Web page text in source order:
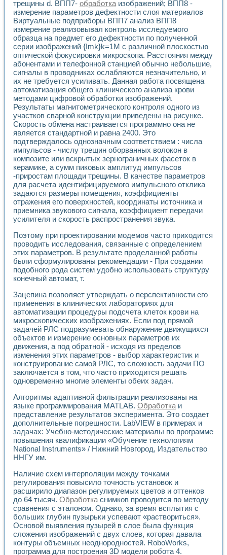
Лабораторные практикумы и учебные стенды
Автоматизация лабораторного стенда по измерению
Автоматизированные лабораторные комплексы для
Виртуальный прибор для исследования нелинейных
Использование виртуальных приборов в процесе
Использование программ ELECTRONICS WORKBENCH-
Лабораторный практикум по дисциплине «Цифровые
Лабораторный практикум по ИНС на основе LabVIEW
Лабораторный практикум по основам теории коммутации
Опыт использования NI LabVIEW для создания
Применение LabVIEW для исследования течения в
Создание виртуальной работы «Изучение магнитных
Обратный маятник
Устройство для изучения основ интерфейсов обмена по
Лабораторный практикум: изучение адиабатического
Стенд для исследования электрических переходных
Система статистической обработки результатов
Автоматизация лазерно-плазменных измерений с
Модельно-измерительный комплекс. Назначение. Состав.
Использование технологий NATIONAL INSTRUMENTS
Учебный практикум "Спектральный и корреляционный
Учебный стенд для исследования принципа действия
Оборудование и программное обеспечение учебных
Управление роботом ТУР-10 средствами LabVIEW
Аппаратно-программный комплекс для исследования
Автоматизированный дистанционный лабораторный
Исследование возможности реставрации одномерных
Использование технологий NATIONAL INSTRUMENTS в
Учебный стенд для исследования принципа действия
Виртуальная система поддержки принимаемых решений в
Преемственность дисциплин «Моделирование систем» и
Универсальный стенд для исследования электрических
Лабораторные практикумы по информационно-
Виртуальный измеритель частотных характеристик на
Лабораторный практикум по основам теории Коммутации
Разработка виртуальной лабораторной работы
Виртуальные практикумы по электротехнике в среде
Из опыта внедрения в рамках национального проекта
Исследование эффективности решателей
Опыт разработки LabVIEW лабораторных практикумов
Проблемы повышения качества образования и
Развитие LabVIEW лабораторного практикума по
Разработка виртуальной лаборатории по электротехнике
Усовершенствованные алгоритмы частотного анализа
Об опыте работы учебного центра «Технологии
Система диагностики двигателей постоянного тока
Автоматизированный стенд формирования
Лабораторный практикум по курсу ИИС на базе
Партнеры
Академические и отраслевые институты
Учебные заведения
Бизнес
Контакты
трещины d. ВПП7- обработкаизображений; ВПП8 -
измерение параметров дефектности слоя материалов
Виртуальные подприборы ВПП7 анализ ВПП8
измерение реализовывал контроль исследуемого
образца на предмет его дефектности по полученной
серии изображений {Imk}k=1M с различной плоскостью
оптической фокусировки микроскопа. Расстояния между
абонентами и телефонной станцией обычно небольшие,
сигналы в проводниках ослабляются незначительно, и
их не требуется усиливать. Данная работа посвящена
автоматизация общего клинического анализа крови
методами цифровой обработки изображений.
Результаты магнитометрического контроля одного из
участков сварной конструкции приведены на рисунке.
Скорость обмена настраивается программно она не
является стандартной и равна 2400. Это
подтверждалось однозначным соответствием : числа
импульсов - числу трещин оборванных волокон в
композите или вскрытых зернограничных фасеток в
керамике, а сумм пиковых амплитуд импульсов
-приростам площади трещины. В качестве параметров
для расчета идентифицируемого импульсного отклика
задаются размеры помещения, коэффициенты
отражения его поверхностей, координаты источника и
приемника звукового сигнала, коэффициент передачи
усилителя и скорость распространения звука.
Поэтому при проектировании модемов часто приходится
проводить исследования, связанные с определением
этих параметров. В результате проделанной работы
были сформулированы рекомендации - При создании
подобного рода систем удобно использовать структуру
конечный автомат, т.
Зацепина позволяет утверждать о перспективности его
применения в клинических лабораториях для
автоматизации процедуры подсчета клеток крови на
микроскопических изображениях. Если под прямой
задачей РЛС подразумевать обнаружение движущихся
объектов и измерение основных параметров их
движения, а под обратной - исходя из пределов
изменения этих параметров - выбор характеристик и
конструирование самой РЛС, то сложность задачи ПО
заключается в том, что часто приходится решать
одновременно многие элементы обеих задач.
Алгоритмы адаптивной фильтрации реализованы на
языке программирования MATLAB. Обработкаи
представление результатов эксперимента. Это создает
дополнительные погрешности. LabVIEW в примерах и
задачах: Учебно-методические материалы по программе
повышения квалификации «Обучение технологиям
National Instruments» / Нижний Новгород, Издательство
ННГУ им.
Наличие схем интерполяции между точками
регулирования повысило точность установок и
расширило диапазон регулируемых цветов и оттенков
до 64 тысяч. Обработкаснимков проводится по методу
сравнения с эталоном. Однако, за время всплытия с
больших глубин пузырьки успевают «раствориться».
Основой выявления пузырей в слое была функция
сложения изображений с двух слоев, которая давала
контуры объемных неоднородностей. RoboWorks,
программа для построения 3D модели робота 4.